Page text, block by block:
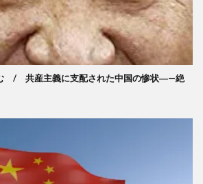
/ 共産主義に支配された中国の惨状―—絶